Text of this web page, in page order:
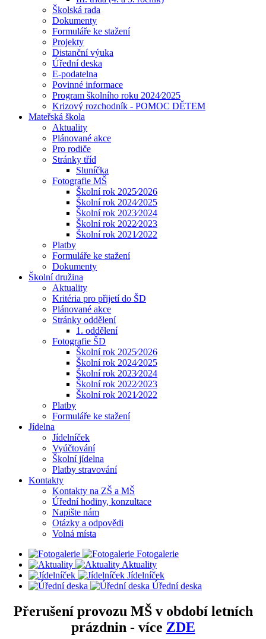
Školská rada
Dokumenty
Formuláře ke stažení
Projekty
Distanční výuka
Úřední deska
E-podatelna
Povinné informace
Program školního roku 2024⁄2025
Krizový rozchodník - POMOC DĚTEM
Mateřská škola
Aktuality
Plánované akce
Pro rodiče
Stránky tříd
Sluníčka
Fotografie MŠ
Školní rok 2025⁄2026
Školní rok 2024⁄2025
Školní rok 2023⁄2024
Školní rok 2022⁄2023
Školní rok 2021⁄2022
Platby
Formuláře ke stažení
Dokumenty
Školní družina
Aktuality
Kritéria pro přijetí do ŠD
Plánované akce
Stránky oddělení
1. oddělení
Fotografie ŠD
Školní rok 2025⁄2026
Školní rok 2024⁄2025
Školní rok 2023⁄2024
Školní rok 2022⁄2023
Školní rok 2021⁄2022
Platby
Formuláře ke stažení
Jídelna
Jídelníček
Vyúčtování
Školní jídelna
Platby stravování
Kontakty
Kontakty na ZŠ a MŠ
Úřední hodiny, konzultace
Napište nám
Otázky a odpovědi
Volná místa
Fotogalerie
Aktuality
Jídelníček
Úřední deska
Přerušení provozu MŠ v období letních
prázdnin - více ZDE